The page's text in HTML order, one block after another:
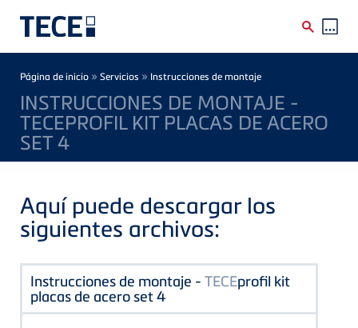
Breadcrumb
Página de inicio » Servicios » Instrucciones de montaje
INSTRUCCIONES DE MONTAJE -
TECEPROFIL KIT PLACAS DE ACERO
SET 4
Aquí puede descargar los
siguientes archivos:
Instrucciones de montaje - TECEprofil kit
placas de acero set 4